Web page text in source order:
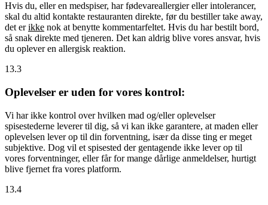
Hvis du, eller en medspiser, har fødevareallergier eller intolerancer,
skal du altid kontakte restauranten direkte, før du bestiller take away,
det erikke nok at benytte kommentarfeltet. Hvis du har bestilt bord,
så snak direkte med tjeneren. Det kan aldrig blive vores ansvar, hvis
du oplever en allergisk reaktion.
13.3
Oplevelser er uden for vores kontrol:
Vi har ikke kontrol over hvilken mad og/eller oplevelser
spisestederne leverer til dig, så vi kan ikke garantere, at maden eller
oplevelsen lever op til din forventning, især da disse ting er meget
subjektive. Dog vil et spisested der gentagende ikke lever op til
vores forventninger, eller får for mange dårlige anmeldelser, hurtigt
blive fjernet fra vores platform.
13.4